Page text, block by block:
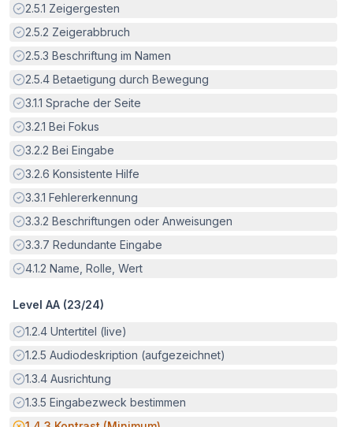
Erfüllt:
2.5.1 Zeigergesten
Erfüllt:
2.5.2 Zeigerabbruch
Erfüllt:
2.5.3 Beschriftung im Namen
Erfüllt:
2.5.4 Betaetigung durch Bewegung
Erfüllt:
3.1.1 Sprache der Seite
Erfüllt:
3.2.1 Bei Fokus
Erfüllt:
3.2.2 Bei Eingabe
Erfüllt:
3.2.6 Konsistente Hilfe
Erfüllt:
3.3.1 Fehlererkennung
Erfüllt:
3.3.2 Beschriftungen oder Anweisungen
Erfüllt:
3.3.7 Redundante Eingabe
Erfüllt:
4.1.2 Name, Rolle, Wert
Level AA (23/24)
Erfüllt:
1.2.4 Untertitel (live)
Erfüllt:
1.2.5 Audiodeskription (aufgezeichnet)
Erfüllt:
1.3.4 Ausrichtung
Erfüllt:
1.3.5 Eingabezweck bestimmen